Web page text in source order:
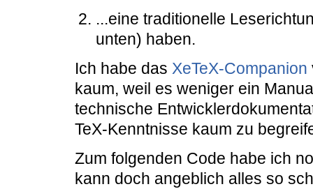
...eine traditionelle
unten) haben.
Ich habe das XeTeX-Companion
kaum, weil es weniger ein
technische
TeX-Kenntnisse kaum zu
Zum folgenden Code habe ich
kann doch angeblich alles so